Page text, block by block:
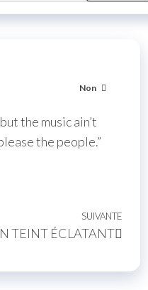
Non
the music ain’t
the people.”
SUIVANTE
TEINT ÉCLATANT